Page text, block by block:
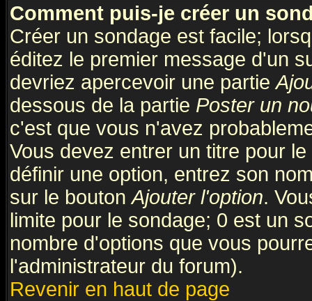
Comment puis-je créer un
Créer un sondage est facile;
éditez le premier message d'un
devriez apercevoir une partie
dessous de la partie Poster un
c'est que vous n'avez
Vous devez entrer un titre pour
définir une option, entrez son
sur le boutonAjouter l'option.
limite pour le sondage; 0 est un
nombre d'options que vous
l'administrateur du forum).
Revenir en haut de page